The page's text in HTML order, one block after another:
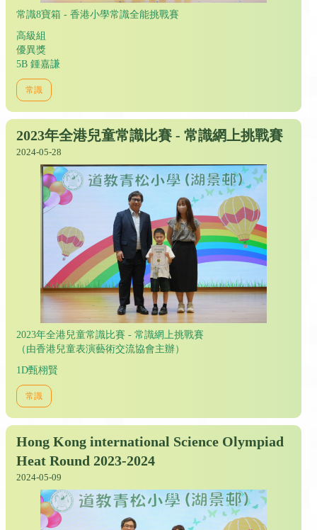
常識8寶箱 - 香港小學常識全能挑戰賽
高級組
優異獎
5B 鍾嘉謙
常識
2023年全港兒童常識比賽 - 常識網上挑戰賽
2024-05-28
2023年全港兒童常識比賽 - 常識網上挑戰賽
（由香港兒童表演藝術交流協會主辦）
1D甄栩賢
常識
Hong Kong international Science Olympiad
Heat Round 2023-2024
2024-05-09